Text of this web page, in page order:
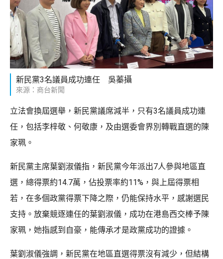
新民黨3名議員成功連任 吳蓁攝
來源：商台新聞
立法會換屆選舉，新民黨議席減半，只有3名議員成功連
任，包括李梓敬、何敬康，及由選委會界別轉戰直選的陳
家珮。
新民黨主席葉劉淑儀指，新民黨今年派出7人參與地區直
選，總得票約14.7萬，佔投票率約11%，與上屆得票相
若，在多個政黨得票下降之際，仍能保持水平，感謝選民
支持。放棄競逐連任的葉劉淑儀，成功在港島西交棒予陳
家珮，她指感到自豪，能傳承才是政黨成功的證據。
葉劉淑儀強調，新民黨在地區直選得票沒有減少，但結構